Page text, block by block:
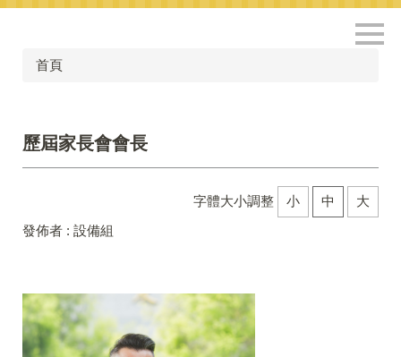
跳
首頁
歷屆家長會會長
字體大小調整 小 中
大
發佈者 : 設備組